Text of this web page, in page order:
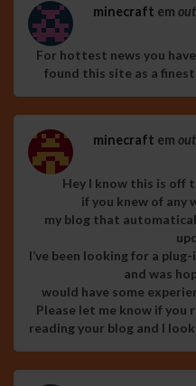
minecraft em
For hottest news you
found this site as a
minecraft em
Hey I know this is off
if you knew of any
my blog that
I’ve been looking for a
and was
would have some
Please let me know if you
reading your blog and I